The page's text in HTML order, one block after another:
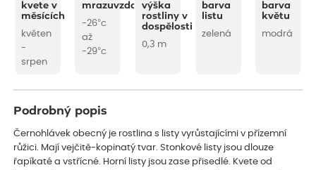
kvete v
měsících
květen
-
srpen
mrazuvzdornost
-26°c
až
-29°c
výška
rostliny v
dospělosti
0,3 m
barva
listu
zelená
barva
květu
modrá
Podrobný popis
Černohlávek obecný je rostlina s listy vyrůstajícími v přízemní
růžici. Mají vejčitě-kopinatý tvar. Stonkové listy jsou dlouze
řapíkaté a vstřícné. Horní listy jsou zase přisedlé. Kvete od